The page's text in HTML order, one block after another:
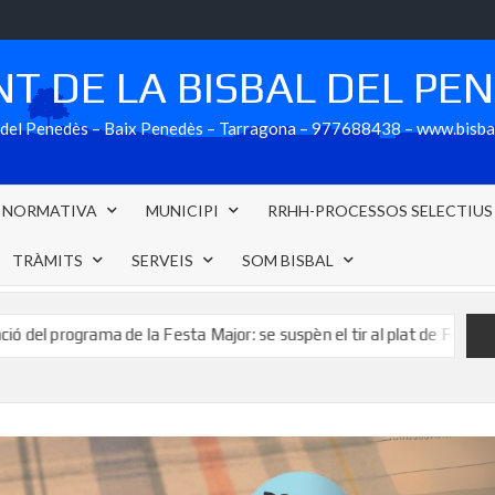
DE LA BISBAL DEL
Penedès – Baix Penedès – Tarragona – 977688438 –
NORMATIVA MUNICIPI RRHH-PROCESSOS SELECTIUS
TRÀMITS SERVEIS SOM BISBAL
de la Festa Major: se suspèn el tir al plat de Festa Major previst per